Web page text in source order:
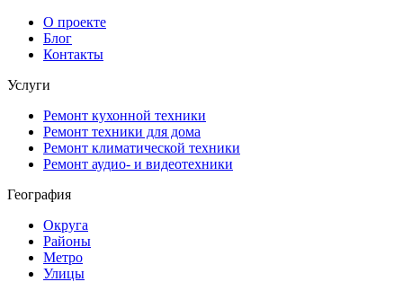
О проекте
Блог
Контакты
Услуги
Ремонт кухонной техники
Ремонт техники для дома
Ремонт климатической техники
Ремонт аудио- и видеотехники
География
Округа
Районы
Метро
Улицы